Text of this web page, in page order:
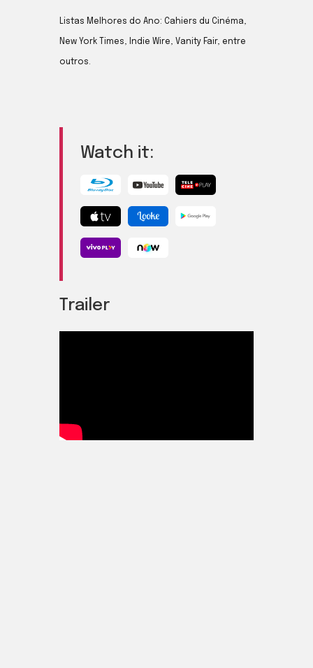
Listas Melhores do Ano: Cahiers du Cinéma,
New York Times, Indie Wire, Vanity Fair, entre
outros.
Watch it:
Trailer